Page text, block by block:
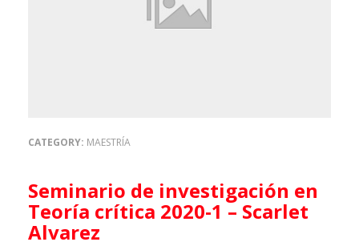
CATEGORY: MAESTRÍA
Seminario de investigación en
Teoría crítica 2020-1 – Scarlet
Alvarez